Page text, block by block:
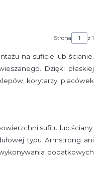
Strona z 1
na suficie lub ścianie.
Dzięki płaskiej
korytarzy, placówek
sufitu lub ściany.
typu Armstrong ani
dodatkowych